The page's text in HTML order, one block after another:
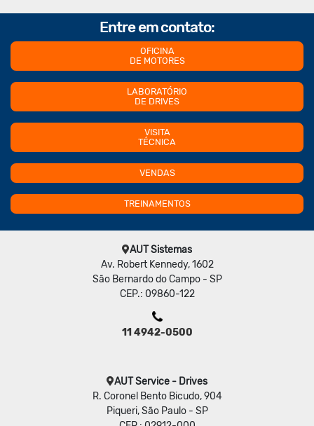
Entre em contato:
OFICINA
DE MOTORES
LABORATÓRIO
DE DRIVES
VISITA
TÉCNICA
VENDAS
TREINAMENTOS
AUT Sistemas
Av. Robert Kennedy, 1602
São Bernardo do Campo - SP
CEP.: 09860-122
11 4942-0500
AUT Service - Drives
R. Coronel Bento Bicudo, 904
Piqueri, São Paulo - SP